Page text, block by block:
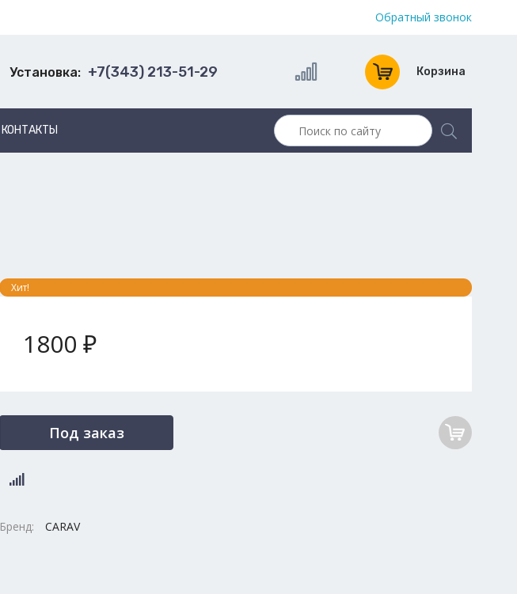
Обратный звонок
Установка: +7(343) 213-51-29 Корзина
КОНТАКТЫ
Хит!
1800 ₽
Под заказ
Бренд: CARAV